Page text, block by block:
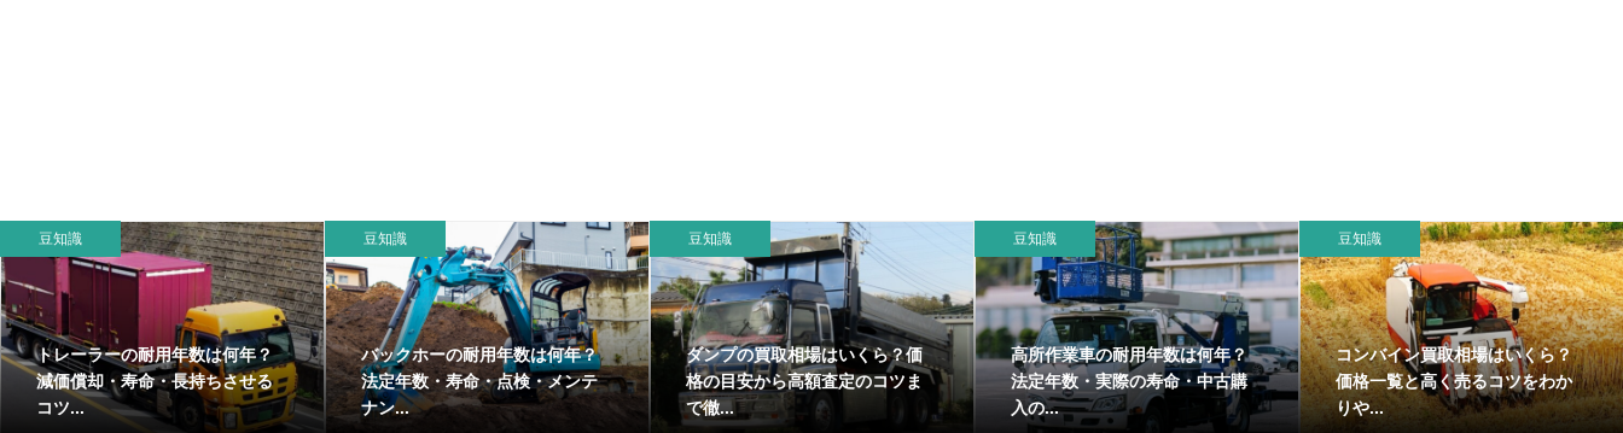
豆知識
ダンプの車検完全ガイド｜費
用・期間・確認ポイントまで解
説
豆知識
フォークリフトの買取相場と高
く売るポイント
豆知識
ホイールローダーの車検と法定
点検｜安全運転と維持管理の完
全ガイド
豆知識
発電機買取相場まとめ｜高額査
定の目安と売却のコツを詳しく
解説
豆知識
ダンプの耐用年数は何年？減価
償却の計算方法や中古ダンプの
耐用...